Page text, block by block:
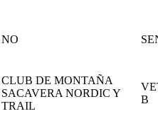
NO
CLUB DE MONTAÑA
SACAVERA NORDIC Y
TRAIL
B